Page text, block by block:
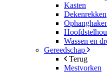
Kasten
Dekenrekken
Wassen en
Gereedschap
Terug
Mestvorken